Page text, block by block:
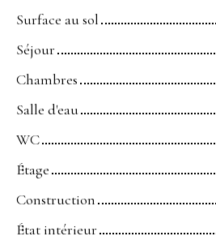
Surface au sol
Séjour
Chambres
Salle d'eau
WC
Étage
Construction
État intérieur